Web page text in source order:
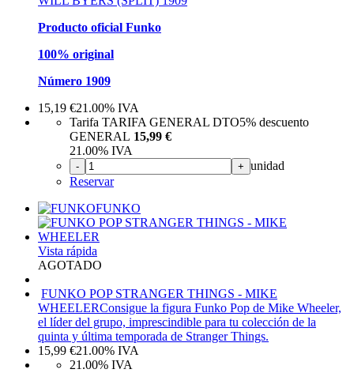
Producto oficial Funko
100% original
Número 1909
15,19 €21.00% IVA
Tarifa TARIFA GENERAL DTO5% descuento
GENERAL 15,99 €
21.00% IVA
- + unidad
Reservar
FUNKO
Vista rápida
AGOTADO
FUNKO POP STRANGER THINGS - MIKE
WHEELERConsigue la figura Funko Pop de Mike Wheeler,
el líder del grupo, imprescindible para tu colección de la
quinta y última temporada de Stranger Things.
15,99 €21.00% IVA
21.00% IVA